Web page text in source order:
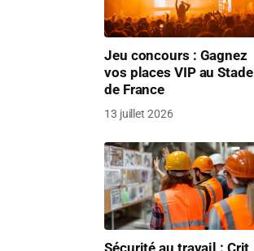
Jeu concours : Gagnez
vos places VIP au Stade
de France
13 juillet 2026
Sécurité au travail : Crit